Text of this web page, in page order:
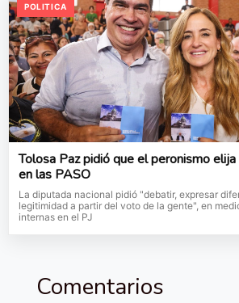
POLITICA
Tolosa Paz pidió que el peronismo
en las PASO
La diputada nacional pidió "debatir, expresar
legitimidad a partir del voto de la gente", en
internas en el PJ
Comentarios